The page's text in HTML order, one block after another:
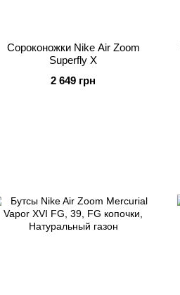
Сороконожки Nike Air Zoom
Superfly X
2 649 грн